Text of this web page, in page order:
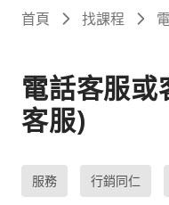
關於
課程
報名
首頁 找課程
電話客服或
客服)
服務 行銷同仁